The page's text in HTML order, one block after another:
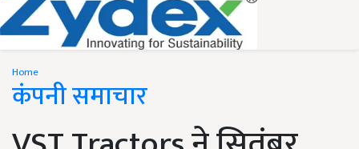
Home
कंपनी समाचार